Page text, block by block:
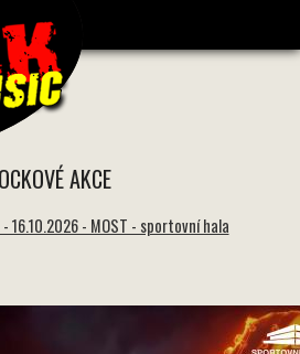
AKCE
- 16.10.2026 - MOST - sportovní hala